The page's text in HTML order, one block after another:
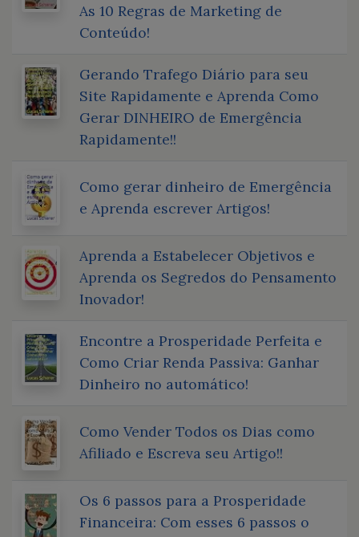
As 10 Regras de Marketing de
Conteúdo!
Gerando Trafego Diário para seu
Site Rapidamente e Aprenda Como
Gerar DINHEIRO de Emergência
Rapidamente!!
Como gerar dinheiro de Emergência
e Aprenda escrever Artigos!
Aprenda a Estabelecer Objetivos e
Aprenda os Segredos do Pensamento
Inovador!
Encontre a Prosperidade Perfeita e
Como Criar Renda Passiva: Ganhar
Dinheiro no automático!
Como Vender Todos os Dias como
Afiliado e Escreva seu Artigo!!
Os 6 passos para a Prosperidade
Financeira: Com esses 6 passos o